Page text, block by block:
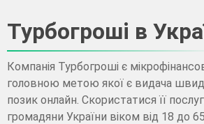
Турбогроші в
Компанія Турбогроші є
головною метою якої є видача
позик онлайн. Скористатися її
громадяни України віком від 18 до